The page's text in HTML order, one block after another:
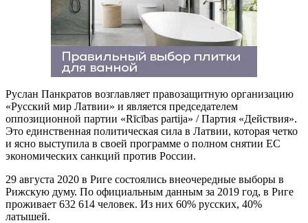
Руслан Панкратов возглавляет правозащитную организацию
«Русский мир Латвии» и является председателем
оппозиционной партии «Rīcības partija» / Партия «Действия».
Это единственная политическая сила в Латвии, которая четко
и ясно выступила в своей программе о полном снятии ЕС
экономических санкций против России.
29 августа 2020 в Риге состоялись внеочередные выборы в
Рижскую думу. По официальным данным за 2019 год, в Риге
проживает 632 614 человек. Из них 60% русских, 40%
латышей.